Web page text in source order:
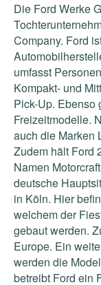
Die Ford Werke
Company. Ford
umfasst
Kompakt- und
Pick-Up. Ebenso
Freizeitmodelle.
auch die Marken
Zudem hält Ford
Namen
deutsche
in Köln. Hier
welchem der
gebaut werden.
Europe. Ein
werden die
betreibt Ford ein